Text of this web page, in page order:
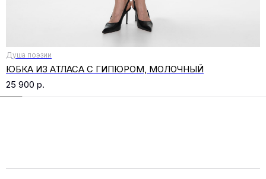
Душа поэзии
ЮБКА ИЗ АТЛАСА С ГИПЮРОМ, МОЛОЧНЫЙ
25 900 р.